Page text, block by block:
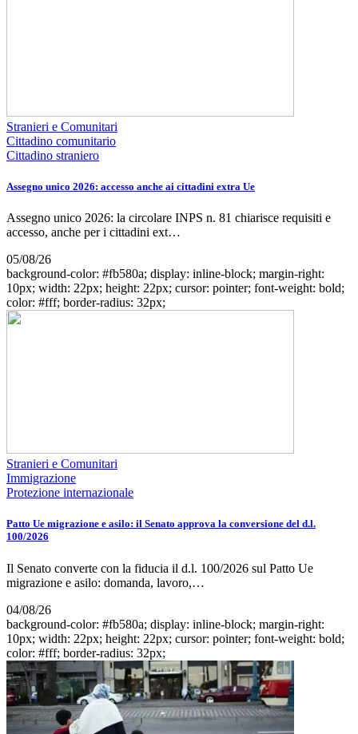
Stranieri e Comunitari
Cittadino comunitario
Cittadino straniero
Assegno unico 2026: accesso anche ai cittadini extra Ue
Assegno unico 2026: la circolare INPS n. 81 chiarisce requisiti e
accesso, anche per i cittadini ext…
05/08/26
background-color: #fb580a; display: inline-block; margin-right:
10px; width: 22px; height: 22px; cursor: pointer; font-weight: bold;
color: #fff; border-radius: 32px;
Stranieri e Comunitari
Immigrazione
Protezione internazionale
Patto Ue migrazione e asilo: il Senato approva la conversione del d.l.
100/2026
Il Senato converte con la fiducia il d.l. 100/2026 sul Patto Ue
migrazione e asilo: domanda, lavoro,…
04/08/26
background-color: #fb580a; display: inline-block; margin-right:
10px; width: 22px; height: 22px; cursor: pointer; font-weight: bold;
color: #fff; border-radius: 32px;